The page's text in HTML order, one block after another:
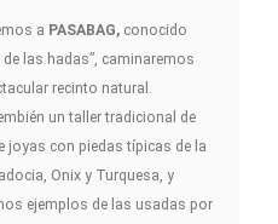
a PASABAG, conocido
de las hadas”, caminaremos
recinto natural.
un taller tradicional de
joyas con piedas típicas de la
Onix y Turquesa, y
ejemplos de las usadas por